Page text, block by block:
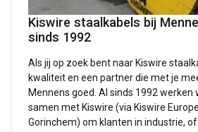
Kiswire staalkabels bij
sinds 1992
Als jij op zoek bent naar Kiswire
kwaliteit en een partner die met je
Mennens goed. Al sinds 1992 werken
samen met Kiswire (via Kiswire
Gorinchem) om klanten in industrie,